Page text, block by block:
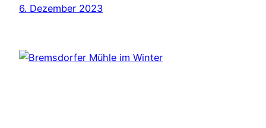
6. Dezember 2023